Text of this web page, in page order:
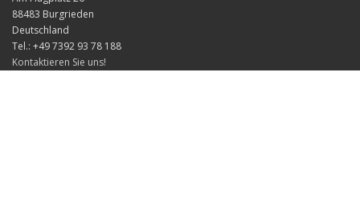
88483 Burgrieden
Deutschland
Tel.: +49 7392 93 78 188
Kontaktieren Sie uns!